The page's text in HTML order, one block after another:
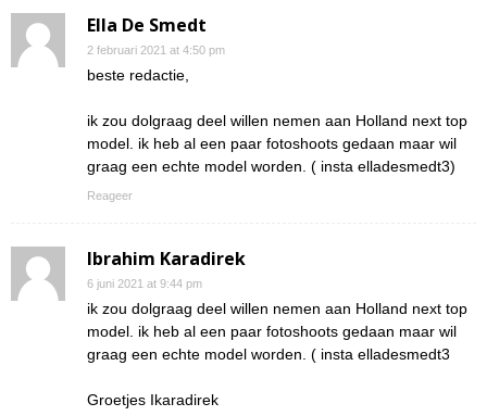
Ella De Smedt
2 februari 2021 at 4:50 pm
beste redactie,
ik zou dolgraag deel willen nemen aan Holland next top
model. ik heb al een paar fotoshoots gedaan maar wil
graag een echte model worden. ( insta elladesmedt3)
Reageer
Ibrahim Karadirek
6 juni 2021 at 9:44 pm
ik zou dolgraag deel willen nemen aan Holland next top
model. ik heb al een paar fotoshoots gedaan maar wil
graag een echte model worden. ( insta elladesmedt3
Groetjes Ikaradirek